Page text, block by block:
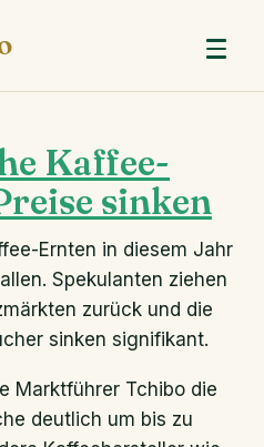
Kaffee-
sinken
Ernten in diesem Jahr
Spekulanten ziehen
zurück und die
sinken signifikant.
Marktführer Tchibo die
deutlich um bis zu